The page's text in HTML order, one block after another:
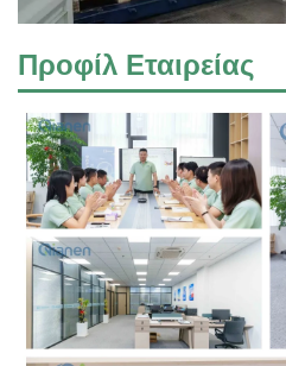
Προφίλ Εταιρείας